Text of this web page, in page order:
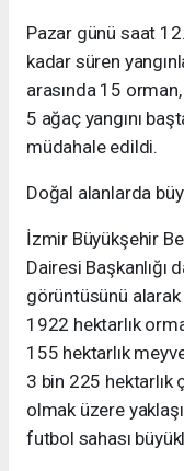
Pazar günü saat
kadar süren
arasında 15
5 ağaç yangını
müdahale edildi.
Doğal alanlarda
İzmir Büyükşehir
Dairesi Başkanlığı
görüntüsünü
1922 hektarlık
155 hektarlık
3 bin 225 hektarlık
olmak üzere
futbol sahası